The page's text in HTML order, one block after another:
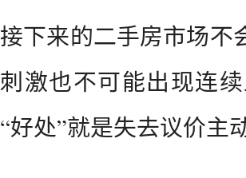
接下来的二手房市场不
刺激也不可能出现连
“好处”就是失去议价主